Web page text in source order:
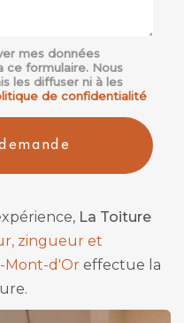
mes données
ce formulaire. Nous
les diffuser ni à les
de confidentialité
La Toiture
zingueur et
Mont-d'Or effectue la